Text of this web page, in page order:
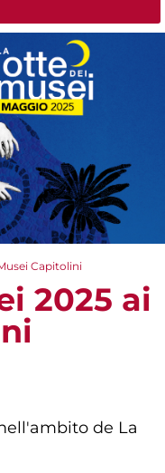
Capitolini
2025 ai
de La